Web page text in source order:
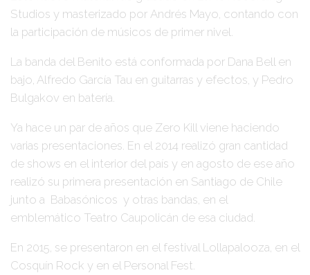
Studios y masterizado por Andrés Mayo, contando con
la participación de músicos de primer nivel.
La banda del Benito está conformada por Dana Bellen
bajo, Alfredo García Tau en guitarras y efectos, y Pedro
Bulgakov en batería.
Ya hace un par de años que Zero Kill viene haciendo
varias presentaciones. En el 2014 realizó gran cantidad
de shows en el interior del país y en agosto de ese año
realizó su primera presentación en Santiago de Chile
junto a Babasónicos y otras bandas, en el
emblemático Teatro Caupolicán de esa ciudad.
En 2015, se presentaron en el festival Lollapalooza, en el
Cosquín Rock y en el Personal Fest.